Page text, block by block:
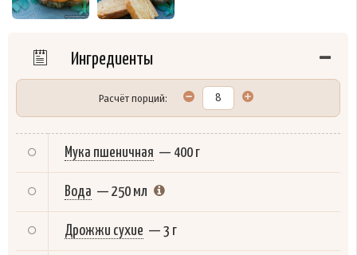
Ингредиенты
Расчёт порций:
Мука пшеничная — 400 г
Вода — 250 мл
Дрожжи сухие — 3 г